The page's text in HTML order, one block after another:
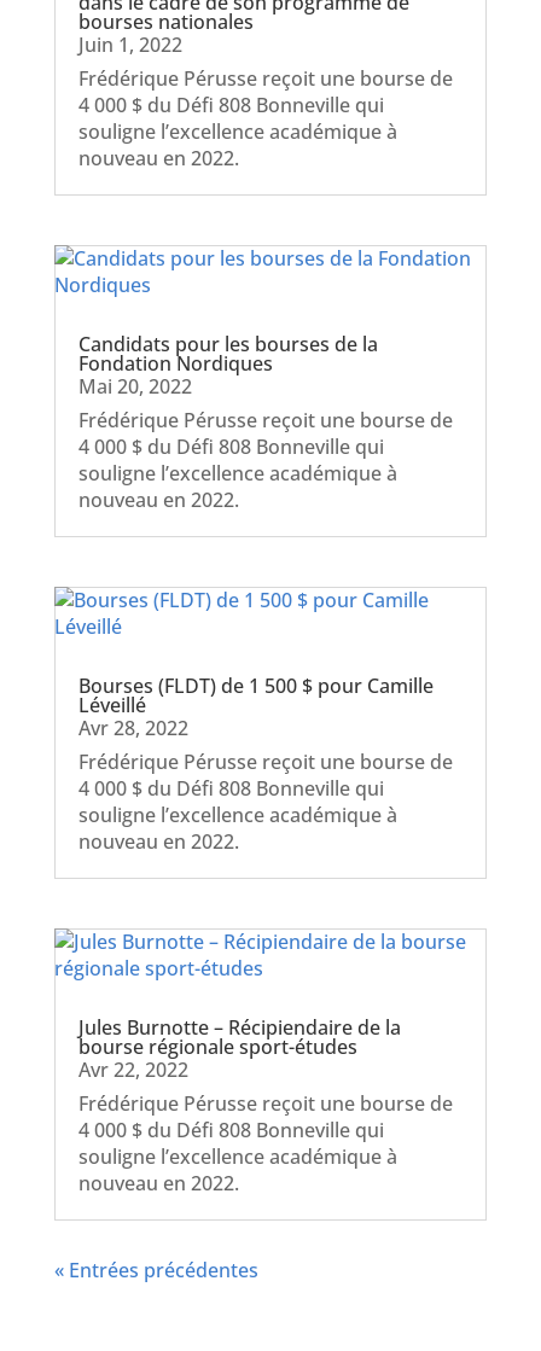
bourses nationales
Juin 1, 2022
Frédérique Pérusse reçoit une bourse de
4 000 $ du Défi 808 Bonneville qui
souligne l’excellence académique à
nouveau en 2022.
Candidats pour les bourses de la
Fondation Nordiques
Mai 20, 2022
Frédérique Pérusse reçoit une bourse de
4 000 $ du Défi 808 Bonneville qui
souligne l’excellence académique à
nouveau en 2022.
Bourses (FLDT) de 1 500 $ pour Camille
Léveillé
Avr 28, 2022
Frédérique Pérusse reçoit une bourse de
4 000 $ du Défi 808 Bonneville qui
souligne l’excellence académique à
nouveau en 2022.
Jules Burnotte – Récipiendaire de la
bourse régionale sport-études
Avr 22, 2022
Frédérique Pérusse reçoit une bourse de
4 000 $ du Défi 808 Bonneville qui
souligne l’excellence académique à
nouveau en 2022.
« Entrées précédentes